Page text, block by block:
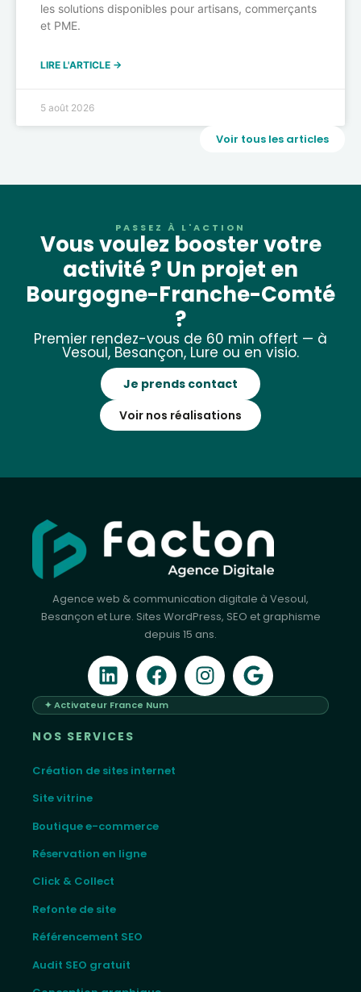
les solutions disponibles pour artisans, commerçants
et PME.
LIRE L'ARTICLE →
5 août 2026
Voir tous les articles
PASSEZ À L'ACTION
Vous voulez booster votre
activité ? Un projet en
Bourgogne-Franche-Comté
?
Premier rendez-vous de 60 min offert — à
Vesoul, Besançon, Lure ou en visio.
Je prends contact
Voir nos réalisations
Agence web & communication digitale à Vesoul,
Besançon et Lure. Sites WordPress, SEO et graphisme
depuis 15 ans.
✦ Activateur France Num
NOS SERVICES
Création de sites internet
Site vitrine
Boutique e-commerce
Réservation en ligne
Click & Collect
Refonte de site
Référencement SEO
Audit SEO gratuit